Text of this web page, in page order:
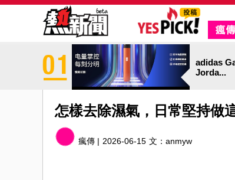
adidas
Jorda...
怎樣去除濕氣，日常堅持做
瘋傳 | 2026-06-15 文： anmyw